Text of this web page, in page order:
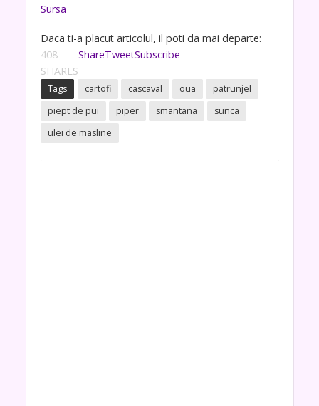
Sursa
Daca ti-a placut articolul, il poti da mai departe:
408
SHARES
ShareTweetSubscribe
Tags cartofi cascaval oua
patrunjel
piept de pui
piper smantana
sunca
ulei de masline